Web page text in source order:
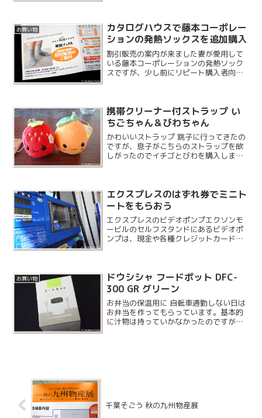
お買い物
カタログハウスで藤本コーポレー
ションの発熱ソックスを追加購入
割引販売の案内が来ました妻が愛用して
いる藤本コーポレーションの発熱ソック
スですが、少し前にリピート購入者向け
携帯クリーナー付ストラップ い
ちごちゃん＆びわちゃん
かわいいストラップ 銚子に行ってきたの
ですが、息子がこちらのストラップを欲
しがったのでイチゴとびわを購入しまし
ましたが...
エクスプレスのはずれ券でミニト
ートをもらおう
エクスプレスのビデオポンプエクソンモ
ービルのセルフスタンドにあるビデオポ
ンプは、現金や各種クレジットカードの
のタッチパネルにはよくキ...
お買い物
ドウシシャ フードポット DFC-
300 GR グリーン
お弁当の保温用に 自転車通勤しない日は
お弁当を作ってもらっています。基本的
に汁物は持っていかなかったのですが、
千葉そごう 秋の九州物産展